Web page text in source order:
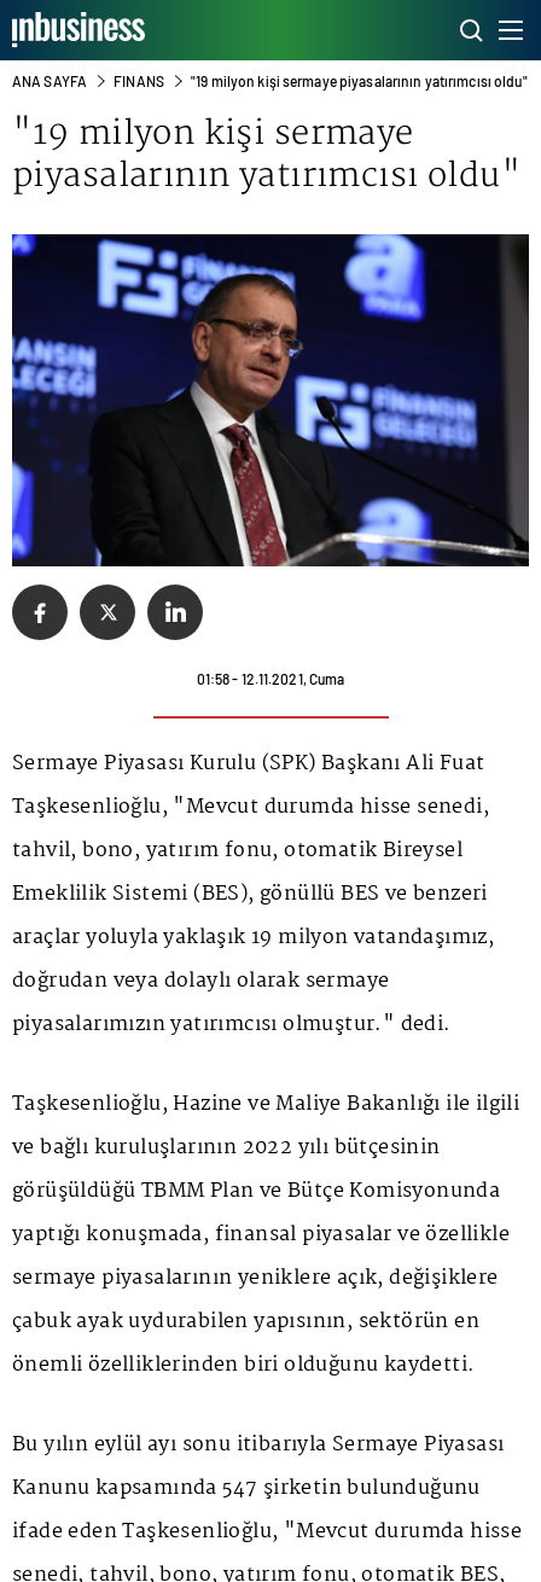
ANA SAYFA FINANS "19 milyon kişi sermaye piyasalarının yatırımcısı oldu"
"19 milyon kişi sermaye
piyasalarının yatırımcısı oldu"
01:58 - 12.11.2021, Cuma
Sermaye Piyasası Kurulu (SPK) Başkanı Ali Fuat
Taşkesenlioğlu, "Mevcut durumda hisse senedi,
tahvil, bono, yatırım fonu, otomatik Bireysel
Emeklilik Sistemi (BES), gönüllü BES ve benzeri
araçlar yoluyla yaklaşık 19 milyon vatandaşımız,
doğrudan veya dolaylı olarak sermaye
piyasalarımızın yatırımcısı olmuştur." dedi.
Taşkesenlioğlu, Hazine ve Maliye Bakanlığı ile ilgili
ve bağlı kuruluşlarının 2022 yılı bütçesinin
görüşüldüğü TBMM Plan ve Bütçe Komisyonunda
yaptığı konuşmada, finansal piyasalar ve özellikle
sermaye piyasalarının yeniklere açık, değişiklere
çabuk ayak uydurabilen yapısının, sektörün en
önemli özelliklerinden biri olduğunu kaydetti.
Bu yılın eylül ayı sonu itibarıyla Sermaye Piyasası
Kanunu kapsamında 547 şirketin bulunduğunu
ifade eden Taşkesenlioğlu, "Mevcut durumda hisse
senedi, tahvil, bono, yatırım fonu, otomatik BES,